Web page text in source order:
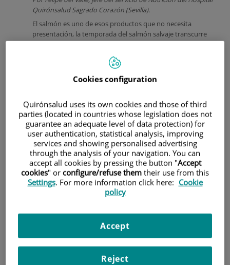
Quirónsalud Sagrado Corazón (Sevilla).
El salmón es uno de esos productos que no necesita
presentación, la temporada del salmón salvaje transcurre
resto del año suele ser de acuicultura, lo que no es malo,
siempre que proceda de granjas certificadas con buenas
prácticas medioambientales.
arriba sin comer, impulsado únicamente por las reservas de
grasa acumuladas durante su vida marina. Esa grasa es,
precisamente, lo que lo convierte en un alimento
excepcional.
Cookies configuration
Quirónsalud uses its own cookies and those of third
parties (located in countries whose legislation does not
guarantee an adequate level of data protection) for
user authentication, statistical analysis, improving
services and showing personalised advertising
through the analysis of your navigation. You can
accept all cookies by pressing the button "Accept
cookies" or configure/refuse them their use from this
Settings. For more information click here: Cookie
policy
Reject
Accept